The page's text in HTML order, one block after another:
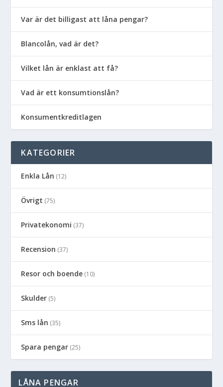
Var är det billigast att låna pengar?
Blancolån, vad är det?
Vilket lån är enklast att få?
Vad är ett konsumtionslån?
Konsumentkreditlagen
KATEGORIER
Enkla Lån (12)
Övrigt (75)
Privatekonomi (37)
Recension (37)
Resor och boende (10)
Skulder (5)
Sms lån (35)
Spara pengar (25)
LÅNA PENGAR